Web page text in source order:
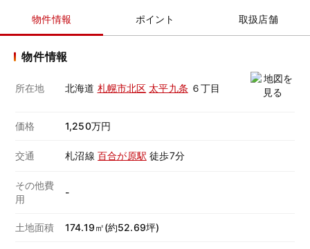
物件情報 ポイント 取扱店舗
物件情報
所在地 北海道 札幌市北区 太平九条 ６丁目
価格 1,250万円
交通 札沼線百合が原駅 徒歩7分
その他費
用
-
土地面積 174.19㎡(約52.69坪)